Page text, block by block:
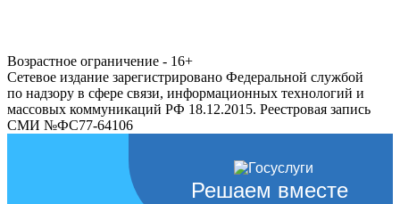
Возрастное ограничение - 16+
Сетевое издание зарегистрировано Федеральной службой
по надзору в сфере связи, информационных технологий и
массовых коммуникаций РФ 18.12.2015. Реестровая запись
СМИ №ФС77-64106
Решаем вместе